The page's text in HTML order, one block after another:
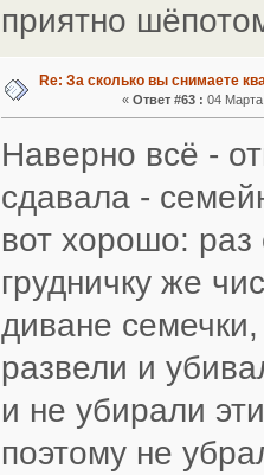
приятно
Re: За сколько вы снимаете
«Ответ #63 : 04
Наверно всё -
сдавала -
вот хорошо: раз
грудничку же
диване
развели и
и не убирали
поэтому не